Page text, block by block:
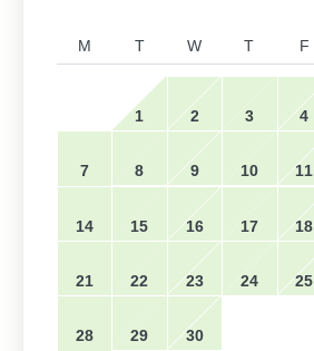
M T W T F
1 2 3 4
7 8 9 10 11
14 15 16 17 18
21 22 23 24 25
28 29 30